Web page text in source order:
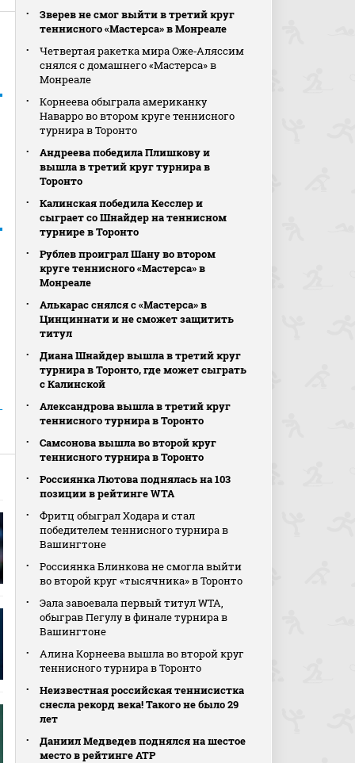
Зверев не смог выйти в третий круг
теннисного «Мастерса» в Монреале
Четвертая ракетка мира Оже‑Аляссим
снялся с домашнего «Мастерса» в
Монреале
Корнеева обыграла американку
Наварро во втором круге теннисного
турнира в Торонто
Андреева победила Плишкову и
вышла в третий круг турнира в
Торонто
Калинская победила Кесслер и
сыграет со Шнайдер на теннисном
турнире в Торонто
Рублев проиграл Шану во втором
круге теннисного «Мастерса» в
Монреале
Алькарас снялся с «Мастерса» в
Цинциннати и не сможет защитить
титул
Диана Шнайдер вышла в третий круг
турнира в Торонто, где может сыграть
с Калинской
Александрова вышла в третий круг
теннисного турнира в Торонто
Самсонова вышла во второй круг
теннисного турнира в Торонто
Россиянка Лютова поднялась на 103
позиции в рейтинге WTA
Фритц обыграл Ходара и стал
победителем теннисного турнира в
Вашингтоне
Россиянка Блинкова не смогла выйти
во второй круг «тысячника» в Торонто
Эала завоевала первый титул WTA,
обыграв Пегулу в финале турнира в
Вашингтоне
Алина Корнеева вышла во второй круг
теннисного турнира в Торонто
Неизвестная российская теннисистка
снесла рекорд века! Такого не было 29
лет
Даниил Медведев поднялся на шестое
место в рейтинге АТР